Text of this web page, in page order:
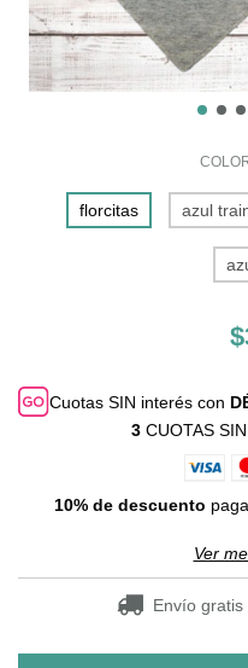
florcitas azul
Cuotas SIN interés con
3CUOTAS
10% de descuento
Ver
Envío gratis